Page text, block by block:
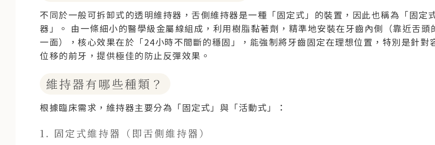
不同於一般可拆卸式的透明維持器，舌側維持器是一種「固定式」的裝置，因此也稱為「固定
器」。 由一條細小的醫學級金屬線組成，利用樹脂黏著劑，精準地安裝在牙齒內側（靠近舌頭
一面），核心效果在於「24小時不間斷的穩固」，能強制將牙齒固定在理想位置，特別是針對
位移的前牙，提供極佳的防止反彈效果。
維持器有哪些種類？
根據臨床需求，維持器主要分為「固定式」與「活動式」：
1. 固定式維持器（即舌側維持器）